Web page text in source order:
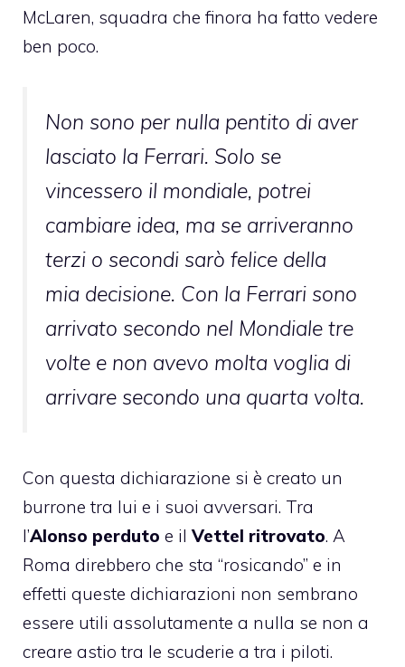
McLaren, squadra che finora ha fatto vedere
ben poco.
Non sono per nulla pentito di aver
lasciato la Ferrari. Solo se
vincessero il mondiale, potrei
cambiare idea, ma se arriveranno
terzi o secondi sarò felice della
mia decisione. Con la Ferrari sono
arrivato secondo nel Mondiale tre
volte e non avevo molta voglia di
arrivare secondo una quarta volta.
Con questa dichiarazione si è creato un
burrone tra lui e i suoi avversari. Tra
l’Alonso perduto e ilVettel ritrovato. A
Roma direbbero che sta “rosicando” e in
effetti queste dichiarazioni non sembrano
essere utili assolutamente a nulla se non a
creare astio tra le scuderie a tra i piloti.